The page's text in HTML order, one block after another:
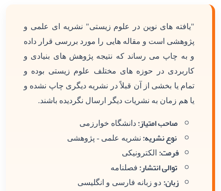
"یافته های نوین در علوم زیستی" نشریه ای علمی و
پژوهشی است و مقاله هایی را مورد بررسی قرار داده
و به چاپ می رساند که نتیجه پژوهش های بنیادی و
کاربردی در حوزه های مختلف علوم زیستی بوده و
تمام یا بخشی از آن قبلاً در نشریه دیگری چاپ نشده و
یا هم زمان به نشریات دیگر ارسال نگردیده باشند.
صاحب امتیاز: دانشگاه خوارزمی
نوع نشریه: نشریه علمی - پژوهشی
فرمت: الکترونیکی
توالی انتشار: فصلنامه
زبان: دو زبانه فارسی و انگلیسی